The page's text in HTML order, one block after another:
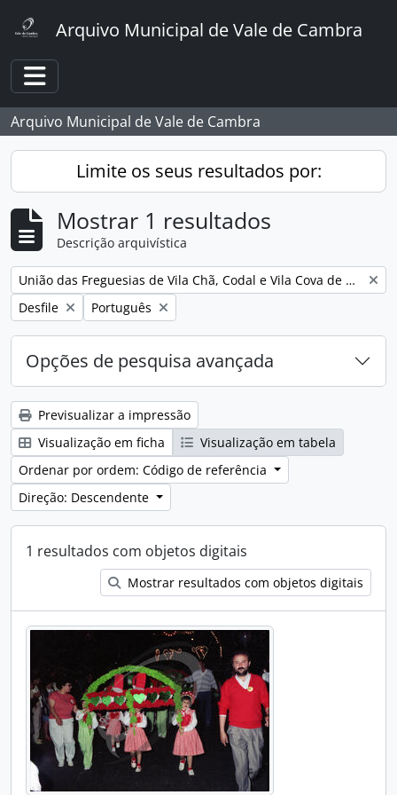
Arquivo Municipal de Vale de Cambra
Toggle navigation
Arquivo Municipal de Vale de Cambra
Limite os seus resultados por:
Mostrar 1 resultados
Descrição arquivística
Remover filtro:
União das Freguesias de Vila Chã, Codal e Vila Cova de Perrinho
Remover filtro:
Desfile Remover filtro:
Português
Opções de pesquisa avançada
Previsualizar a impressão
Visualização em ficha
Visualização em tabela
Ordenar por ordem: Código de referência
Direção: Descendente
1 resultados com objetos digitais
Mostrar resultados com objetos digitais